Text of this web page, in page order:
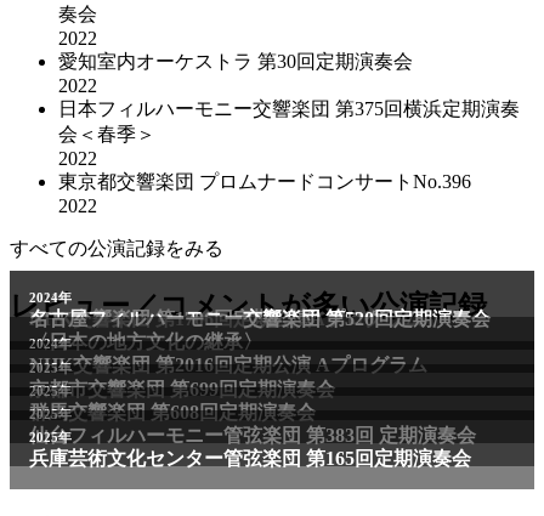
奏会
2022
愛知室内オーケストラ 第30回定期演奏会
2022
日本フィルハーモニー交響楽団 第375回横浜定期演奏
会＜春季＞
2022
東京都交響楽団 プロムナードコンサートNo.396
2022
すべての公演記録をみる
レビュー／コメントが多い公演記録
2011年
NHK交響楽団 第1706回定期公演Aプログラム
2024年
名古屋フィルハーモニー交響楽団 第520回定期演奏会
〈日本の地方文化の継承〉
2024年
NHK交響楽団 第2016回定期公演 Aプログラム
2025年
京都市交響楽団 第699回定期演奏会
2025年
群馬交響楽団 第608回定期演奏会
2025年
仙台フィルハーモニー管弦楽団 第383回 定期演奏会
2025年
兵庫芸術文化センター管弦楽団 第165回定期演奏会